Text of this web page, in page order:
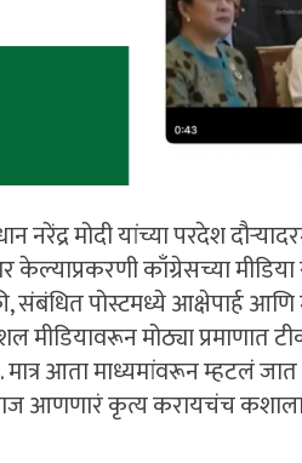
नरेंद्र मोदी यांच्या परदेश
काँग्रेसच्या
पोस्टमध्ये आक्षेपार्ह आणि
मीडियावरून मोठ्या प्रमाणात
आता माध्यमांवरून म्हटलं
आणणारं कृत्य करायचंच